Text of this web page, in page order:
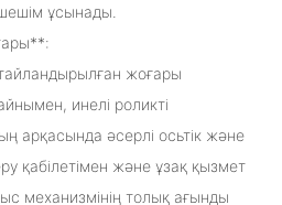
ұсынады.
жоғары
инелі роликті
арқасында әсерлі осьтік және
қабілетімен және ұзақ қызмет
механизмінің толық ағынды